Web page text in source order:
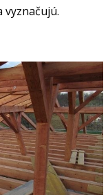
vyznačujú.